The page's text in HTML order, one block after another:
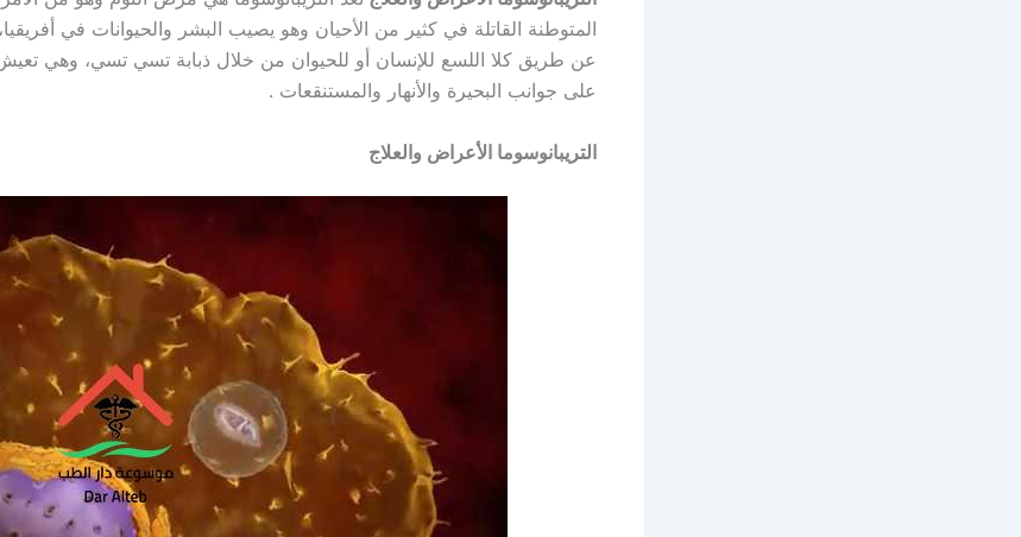
المتوطنة القاتلة في كثير من الأحيان وهو يصيب البشر والحيوانات في
عن طريق كلا اللسع للإنسان أو للحيوان من خلال ذبابة تسي تسي، وهي
على جوانب البحيرة والأنهار والمستنقعات .
التريبانوسوما الأعراض والعلاج